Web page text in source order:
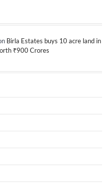
Birla Estates buys 10 acre land in
₹900 Crores